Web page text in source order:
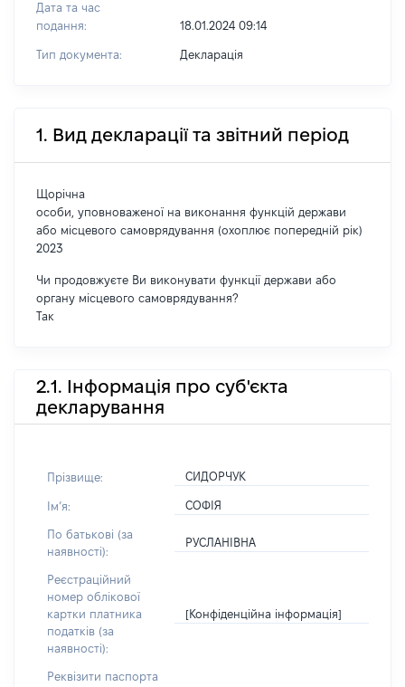
Дата та час
подання:
18.01.2024 09:14
Тип документа: Декларація
1. Вид декларації та звітний період
Щорічна
особи, уповноваженої на виконання функцій держави
або місцевого самоврядування (охоплює попередній рік)
2023
Чи продовжуєте Ви виконувати функції держави або
органу місцевого самоврядування?
Так
2.1. Інформація про суб'єкта
декларування
Прізвище: СИДОРЧУК
Імʼя: СОФІЯ
По батькові (за
наявності):
РУСЛАНІВНА
Реєстраційний
номер облікової
картки платника
податків (за
наявності):
[Конфіденційна інформація]
Реквізити паспорта